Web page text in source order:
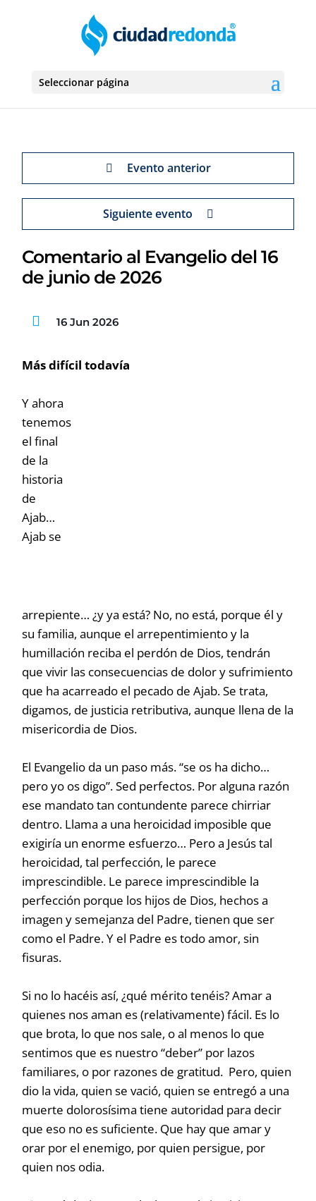
Seleccionar página
Evento anterior
Siguiente evento
Comentario al Evangelio del 16
de junio de 2026
16 Jun 2026
Más difícil todavía
Y ahora
tenemos
el final
de la
historia
de
Ajab…
Ajab se
arrepiente… ¿y ya está? No, no está, porque él y
su familia, aunque el arrepentimiento y la
humillación reciba el perdón de Dios, tendrán
que vivir las consecuencias de dolor y sufrimiento
que ha acarreado el pecado de Ajab. Se trata,
digamos, de justicia retributiva, aunque llena de la
misericordia de Dios.
El Evangelio da un paso más. “se os ha dicho…
pero yo os digo”. Sed perfectos. Por alguna razón
ese mandato tan contundente parece chirriar
dentro. Llama a una heroicidad imposible que
exigiría un enorme esfuerzo… Pero a Jesús tal
heroicidad, tal perfección, le parece
imprescindible. Le parece imprescindible la
perfección porque los hijos de Dios, hechos a
imagen y semejanza del Padre, tienen que ser
como el Padre. Y el Padre es todo amor, sin
fisuras.
Si no lo hacéis así, ¿qué mérito tenéis? Amar a
quienes nos aman es (relativamente) fácil. Es lo
que brota, lo que nos sale, o al menos lo que
sentimos que es nuestro “deber” por lazos
familiares, o por razones de gratitud. Pero, quien
dio la vida, quien se vació, quien se entregó a una
muerte dolorosísima tiene autoridad para decir
que eso no es suficiente. Que hay que amar y
orar por el enemigo, por quien persigue, por
quien nos odia.